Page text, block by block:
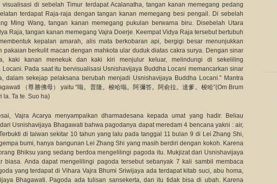
visualisasi di sebelah Timur terdapat Acalanatha, tangan kanan memegang pedang
terdapat Raja-raja dengan tangan kanan memegang besi pengail. Di sebelah
Ming Wang, tangan kanan memegang pukulan berwarna biru. Disebelah Utara
Raja, tangan kanan memegang Vajra Doerje. Keempat Vidya Raja tersebut bertubuh
kepalan amarah, alis mata berkobaran api, bergigi besar menunjukkan
pakaian berkulit macan dengan mahkota ular duduk diatas cakra surya. Dengan sinar
kaki kanan menekuk dan kaki kiri menjulur keluar, melindungi di sekeliling
Locani. Pada saat itu bervisualisasi Usnishavijaya Buddha Locani memancarkan sinar
dalam sekejap pelaksana berubah menjadi Usnishavijaya Buddha Locani.” Mantra
（尊勝佛母） yaitu “嗡。普隆。梭哈嗡。阿彌答。阿俞拉。達爹。梭哈”(Om Brum
la. Ta te. Suo ha)
Vajra Acarya menyampaikan dharmadesana kepada umat yang hadir. Beliau
Usnishavijaya Bhagawati bahwa pagodanya dapat meredam 4 bencana yakni : air,
di taiwan sekitar 10 tahun yang lalu pada tanggal 11 bulan 9 di Lei Zhang Shi,
bumi, hanya bangunan Lei Zhang Shi yang masih berdiri dengan kokoh. Karena
Bhiksu yang sedang berdoa mengelilingi pagoda itu. Mukjizat dari Usnishavijaya
biasa. Anda dapat mengelilingi pagoda tersebut sebanyak 7 kali sambil membaca
yang terdapat di Vihara Vajra Bhumi Sriwijaya ada terdapat kitab suci, abu homa,
Bhagawati. Pagoda ada tulisan sansekerta, dan itu tidak bisa di ubah. Karena